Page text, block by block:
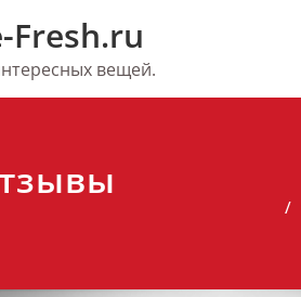
вещей.